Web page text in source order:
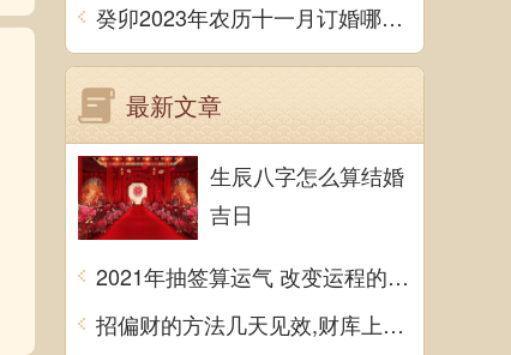
癸卯2023年农历十一月订婚哪天日子比较好 是黄道吉日吗
最新文章
生辰八字怎么算结婚
吉日
2021年抽签算运气 改变运程的方法
招偏财的方法几天见效,财库上摆聚宝盆可招财